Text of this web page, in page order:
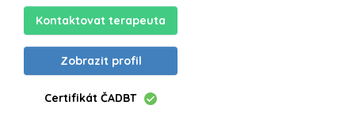
Kontaktovat terapeuta
Zobrazit profil
Certifikát ČADBT